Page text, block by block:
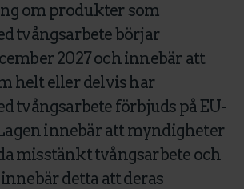
om produkter som
tvångsarbete börjar
2027 och innebär att
helt eller delvis har
tvångsarbete förbjuds på EU-
innebär att myndigheter
misstänkt tvångsarbete och
detta att deras